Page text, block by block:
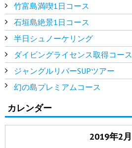
竹富島満喫1日コース
石垣島絶景1日コース
半日シュノーケリング
ダイビングライセンス取得コース
ジャングルリバーSUPツアー
幻の島プレミアムコース
カレンダー
2019年2月